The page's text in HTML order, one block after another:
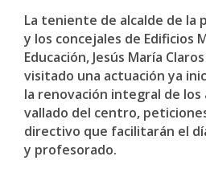
La teniente de alcalde de la
y los concejales de Edificios
Educación, Jesús María
visitado una actuación ya
la renovación integral de
vallado del centro,
directivo que facilitarán el
y profesorado.